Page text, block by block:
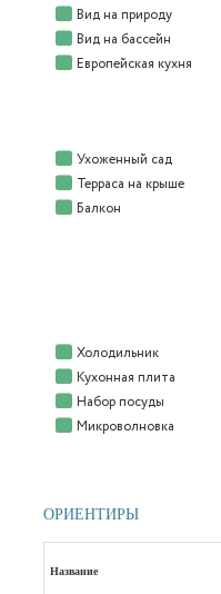
Вид на природу
Вид на бассейн
Европейская кухня
Ухоженный сад
Терраса на крыше
Балкон
Холодильник
Кухонная плита
Набор посуды
Микроволновка
ОРИЕНТИРЫ
Название